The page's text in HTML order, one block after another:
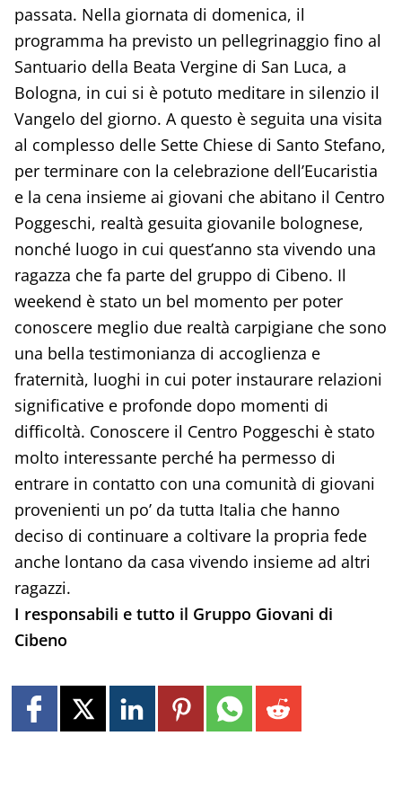
passata. Nella giornata di domenica, il
programma ha previsto un pellegrinaggio fino al
Santuario della Beata Vergine di San Luca, a
Bologna, in cui si è potuto meditare in silenzio il
Vangelo del giorno. A questo è seguita una visita
al complesso delle Sette Chiese di Santo Stefano,
per terminare con la celebrazione dell’Eucaristia
e la cena insieme ai giovani che abitano il Centro
Poggeschi, realtà gesuita giovanile bolognese,
nonché luogo in cui quest’anno sta vivendo una
ragazza che fa parte del gruppo di Cibeno. Il
weekend è stato un bel momento per poter
conoscere meglio due realtà carpigiane che sono
una bella testimonianza di accoglienza e
fraternità, luoghi in cui poter instaurare relazioni
significative e profonde dopo momenti di
difficoltà. Conoscere il Centro Poggeschi è stato
molto interessante perché ha permesso di
entrare in contatto con una comunità di giovani
provenienti un po’ da tutta Italia che hanno
deciso di continuare a coltivare la propria fede
anche lontano da casa vivendo insieme ad altri
ragazzi.
I responsabili e tutto il Gruppo Giovani di
Cibeno